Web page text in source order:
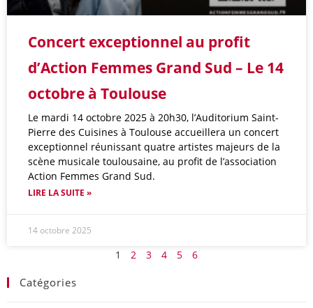
Concert exceptionnel au profit
d’Action Femmes Grand Sud – Le 14
octobre à Toulouse
Le mardi 14 octobre 2025 à 20h30, l’Auditorium Saint-
Pierre des Cuisines à Toulouse accueillera un concert
exceptionnel réunissant quatre artistes majeurs de la
scène musicale toulousaine, au profit de l’association
Action Femmes Grand Sud.
LIRE LA SUITE »
14 octobre 2025
1 2 3 4 5 6
Catégories